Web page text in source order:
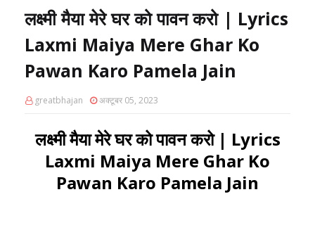
लक्ष्मी मैया मेरे घर को पावन करो | Lyrics
Laxmi Maiya Mere Ghar Ko
Pawan Karo Pamela Jain
greatbhajan अक्टूबर 05, 2023
लक्ष्मी मैया मेरे घर को पावन करो | Lyrics
Laxmi Maiya Mere Ghar Ko
Pawan Karo Pamela Jain